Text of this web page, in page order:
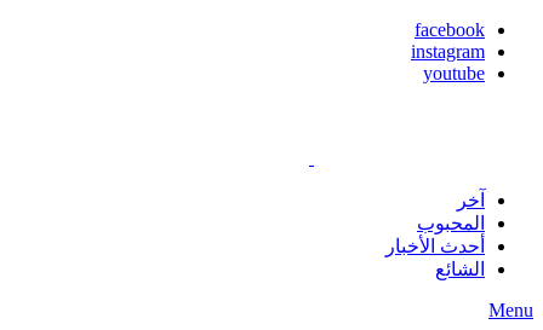
facebook
instagram
youtube
آخر
المحبوب
أحدث الأخبار
الشائع
Menu